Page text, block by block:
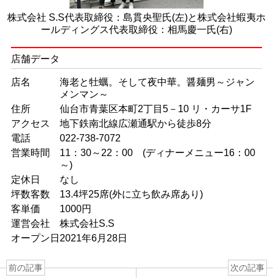
株式会社 S.S代表取締役：島貫央聖氏(左)と株式会社蝦夷ホ
ールディングス代表取締役：相馬慶一氏(右)
店舗データ
店名
海老と牡蠣。そして夜中華。醤麺男～ジャン
メンマン～
住所
仙台市青葉区本町2丁目5－10 リ・カーサ1F
アクセス
地下鉄南北線広瀬通駅から徒歩8分
電話
022‐738‐7072
営業時間
11：30～22：00 (ディナーメニュー16：00
～)
定休日
なし
坪数客数
13.4坪25席(外に立ち飲み席あり)
客単価
1000円
運営会社
株式会社S.S
オープン日 2021年6月28日
前の記事 次の記事